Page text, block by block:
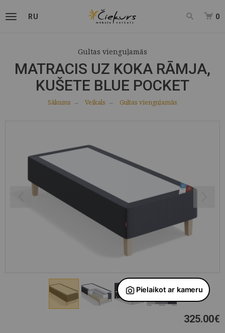
RU 0
Gultas vienguļamās
MATRACIS UZ KOKA RĀMJA,
KUŠETE BLUE POCKET
Sākums Veikals Gultas vienguļamās
325.00€